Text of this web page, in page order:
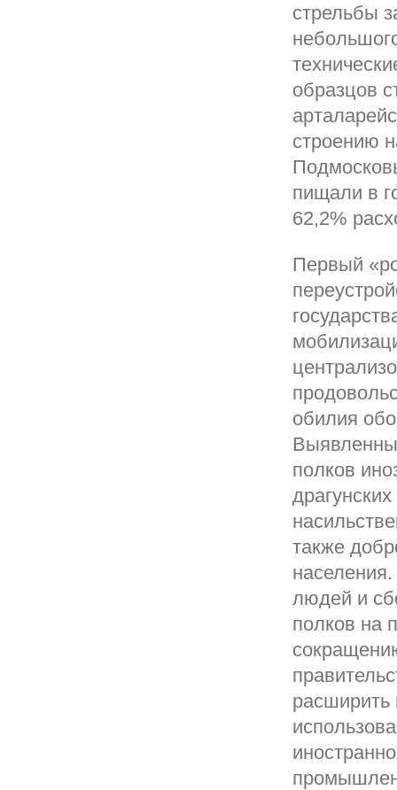
стрельбы
образцов
строению
пищали в
62,2%
Первый
обилия
полков
также
людей и
полков на
расширить